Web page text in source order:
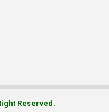
Reserved.